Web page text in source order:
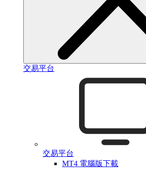
交易平台
交易平台
MT4 電腦版下載